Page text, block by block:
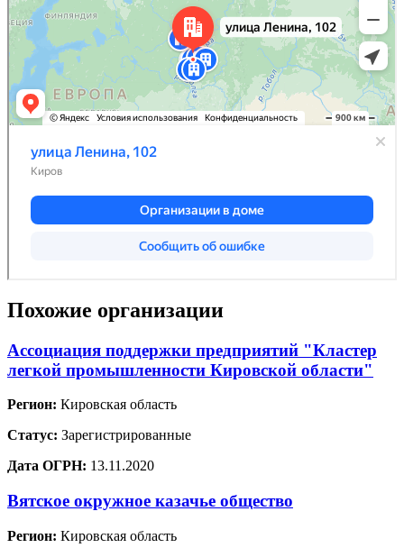
Похожие организации
Ассоциация поддержки предприятий "Кластер
легкой промышленности Кировской области"
Регион: Кировская область
Статус: Зарегистрированные
Дата ОГРН: 13.11.2020
Вятское окружное казачье общество
Регион: Кировская область